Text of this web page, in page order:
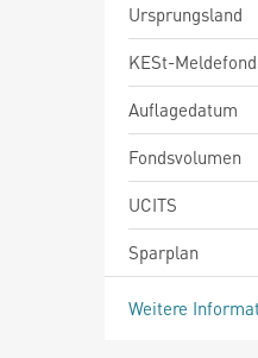
Ursprungsland
KESt-
Auflagedatum
Fondsvolumen
UCITS
Sparplan
Weitere